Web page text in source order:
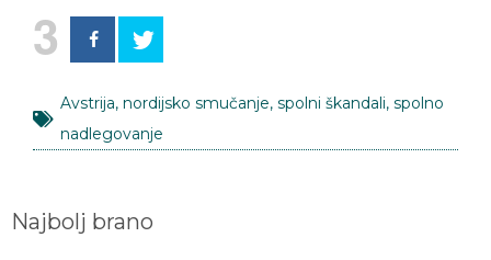
3
Avstrija, nordijsko smučanje, spolni škandali, spolno
nadlegovanje
Najbolj brano